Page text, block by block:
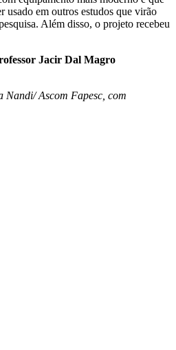
usado em outros estudos que virão
Além disso, o projeto recebeu
Jacir Dal Magro
Nandi/ Ascom Fapesc, com